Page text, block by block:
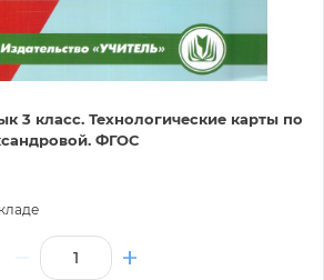
3 класс. Технологические карты по
ФГОС